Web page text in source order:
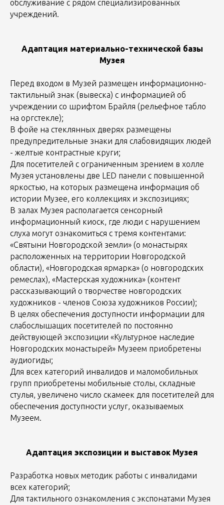
обслуживание с рядом специализированных
учреждений.
Адаптация материально-технической базы
Музея
Перед входом в Музей размещен информационно-
тактильный знак (вывеска) с информацией об
учреждении со шрифтом Брайля (рельефное табло
на оргстекле);
В фойе на стеклянных дверях размещены
предупредительные знаки для слабовидящих людей
- желтые контрастные круги;
Для посетителей с ограниченным зрением в холле
Музея установлены две LED панели с повышенной
яркостью, на которых размещена информация об
истории Музее, его коллекциях и экспозициях;
В залах Музея располагается сенсорный
информационный киоск, где люди с нарушением
слуха могут ознакомиться с тремя контентами:
«Святыни Новгородской земли» (о монастырях
расположенных на территории Новгородской
области), «Новгородская ярмарка» (о новгородских
ремеслах), «Мастерская художника» (контент
рассказывающий о творчестве новгородских
художников - членов Союза художников России);
В целях обеспечения доступности информации для
слабослышащих посетителей по постоянно
действующей экспозиции «Культурное наследие
Новгородских монастырей» Музеем приобретены
аудиогиды;
Для всех категорий инвалидов и маломобильных
групп приобретены мобильные столы, складные
стулья, увеличено число скамеек для посетителей для
обеспечения доступности услуг, оказываемых
Музеем.
Адаптация экспозиции и выставок Музея
Разработка новых методик работы с инвалидами
всех категорий;
Для тактильного ознакомления с экспонатами Музея